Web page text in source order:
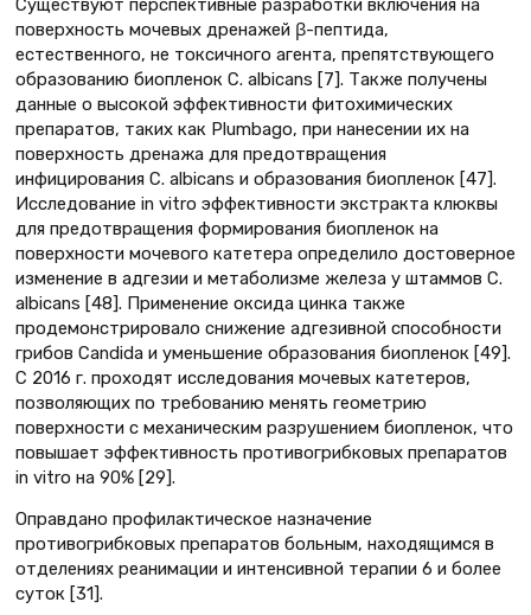
Существуют перспективные разработки включения на
поверхность мочевых дренажей β-пептида,
естественного, не токсичного агента, препятствующего
образованию биопленок C. albicans [7]. Также получены
данные о высокой эффективности фитохимических
препаратов, таких как Plumbago, при нанесении их на
поверхность дренажа для предотвращения
инфицирования C. albicans и образования биопленок [47].
Исследование in vitro эффективности экстракта клюквы
для предотвращения формирования биопленок на
поверхности мочевого катетера определило достоверное
изменение в адгезии и метаболизме железа у штаммов C.
albicans [48]. Применение оксида цинка также
продемонстрировало снижение адгезивной способности
грибов Candida и уменьшение образования биопленок [49].
С 2016 г. проходят исследования мочевых катетеров,
позволяющих по требованию менять геометрию
поверхности с механическим разрушением биопленок, что
повышает эффективность противогрибковых препаратов
in vitro на 90% [29].
Оправдано профилактическое назначение
противогрибковых препаратов больным, находящимся в
отделениях реанимации и интенсивной терапии 6 и более
суток [31].